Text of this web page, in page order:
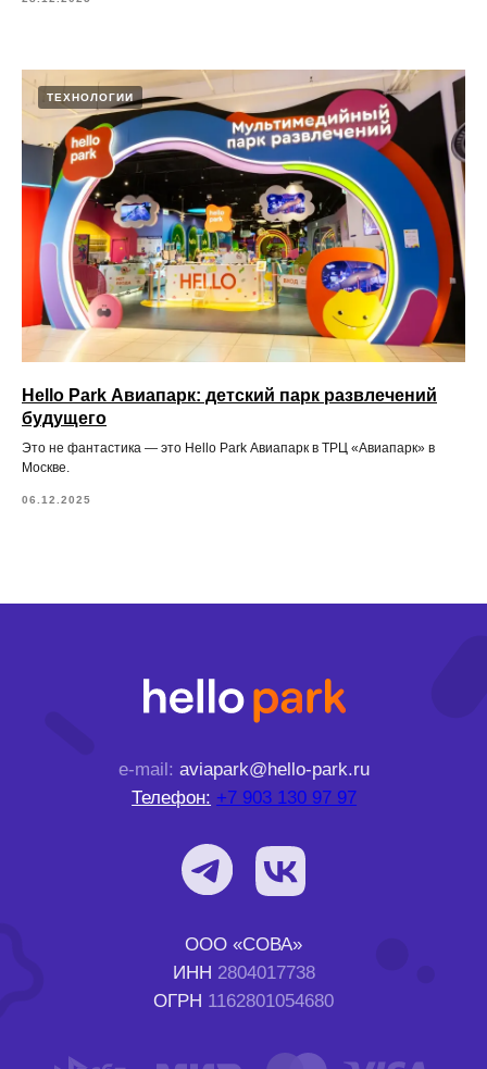
ТЕХНОЛОГИИ
Hello Park Авиапарк: детский парк развлечений
будущего
Это не фантастика — это Hello Park Авиапарк в ТРЦ «Авиапарк» в
Москве.
06.12.2025
Публичная оферта
Правила парка
Политика сбора персональных данных